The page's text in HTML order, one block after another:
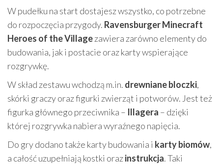
W pudełku na start dostajesz wszystko, co potrzebne
do rozpoczęcia przygody. Ravensburger Minecraft
Heroes of the Villagezawiera zarówno elementy do
budowania, jak i postacie oraz karty wspierające
rozgrywkę.
W skład zestawu wchodzą m.in. drewniane bloczki,
skórki graczy oraz figurki zwierząt i potworów. Jest też
figurka głównego przeciwnika – Illagera – dzięki
której rozgrywka nabiera wyraźnego napięcia.
Do gry dodano także karty budowania i karty biomów,
a całość uzupełniają kostki orazinstrukcja. Taki